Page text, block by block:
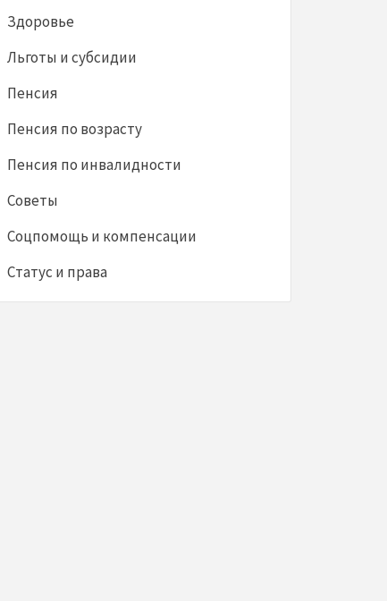
Здоровье
Льготы и субсидии
Пенсия
Пенсия по возрасту
Пенсия по инвалидности
Советы
Соцпомощь и компенсации
Статус и права